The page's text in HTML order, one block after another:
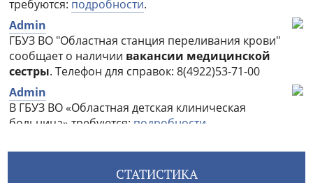
СТАТИСТИКА